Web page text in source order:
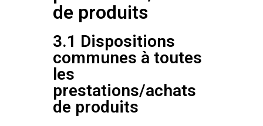
de produits
3.1 Dispositions
communes à toutes
les
prestations/achats
de produits